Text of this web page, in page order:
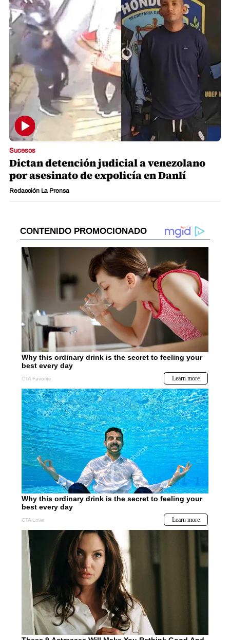
Sucesos
Dictan detención judicial a venezolano
por asesinato de expolicía en Danlí
Redacción La Prensa